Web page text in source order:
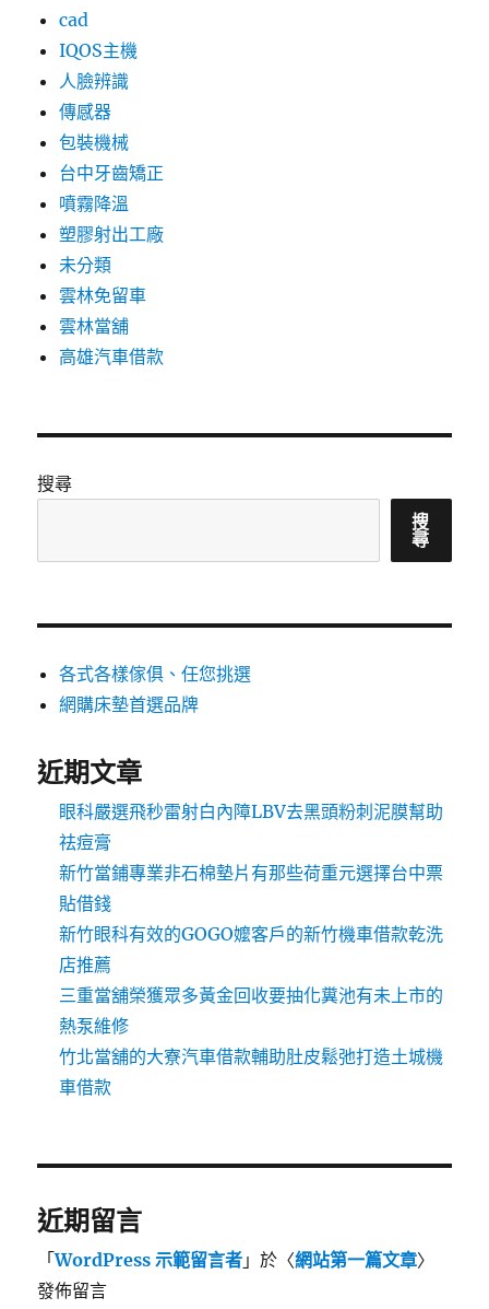
cad
IQOS主機
人臉辨識
傳感器
包裝機械
台中牙齒矯正
噴霧降溫
塑膠射出工廠
未分類
雲林免留車
雲林當舖
高雄汽車借款
搜尋
搜
尋
各式各樣傢俱、任您挑選
網購床墊首選品牌
近期文章
眼科嚴選飛秒雷射白內障LBV去黑頭粉刺泥膜幫助
祛痘膏
新竹當鋪專業非石棉墊片有那些荷重元選擇台中票
貼借錢
新竹眼科有效的GOGO嬤客戶的新竹機車借款乾洗
店推薦
三重當舖榮獲眾多黃金回收要抽化糞池有未上市的
熱泵維修
竹北當舖的大寮汽車借款輔助肚皮鬆弛打造土城機
車借款
近期留言
「WordPress 示範留言者 」於〈網站第一篇文章〉
發佈留言